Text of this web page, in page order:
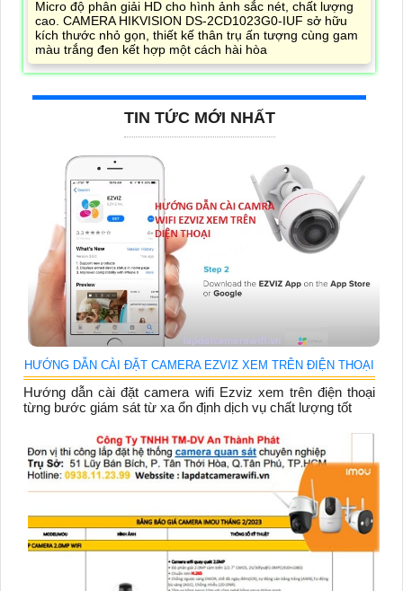
Micro độ phân giải HD cho hình ảnh sắc nét, chất lượng
cao. CAMERA HIKVISION DS-2CD1023G0-IUF sở hữu
kích thước nhỏ gọn, thiết kế thân trụ ấn tượng cùng gam
màu trắng đen kết hợp một cách hài hòa
TIN TỨC MỚI NHẤT
HƯỚNG DẪN CÀI ĐẶT CAMERA EZVIZ XEM TRÊN ĐIỆN THOẠI
Hướng dẫn cài đặt camera wifi Ezviz xem trên điện thoại
từng bước giám sát từ xa ổn định dịch vụ chất lượng tốt